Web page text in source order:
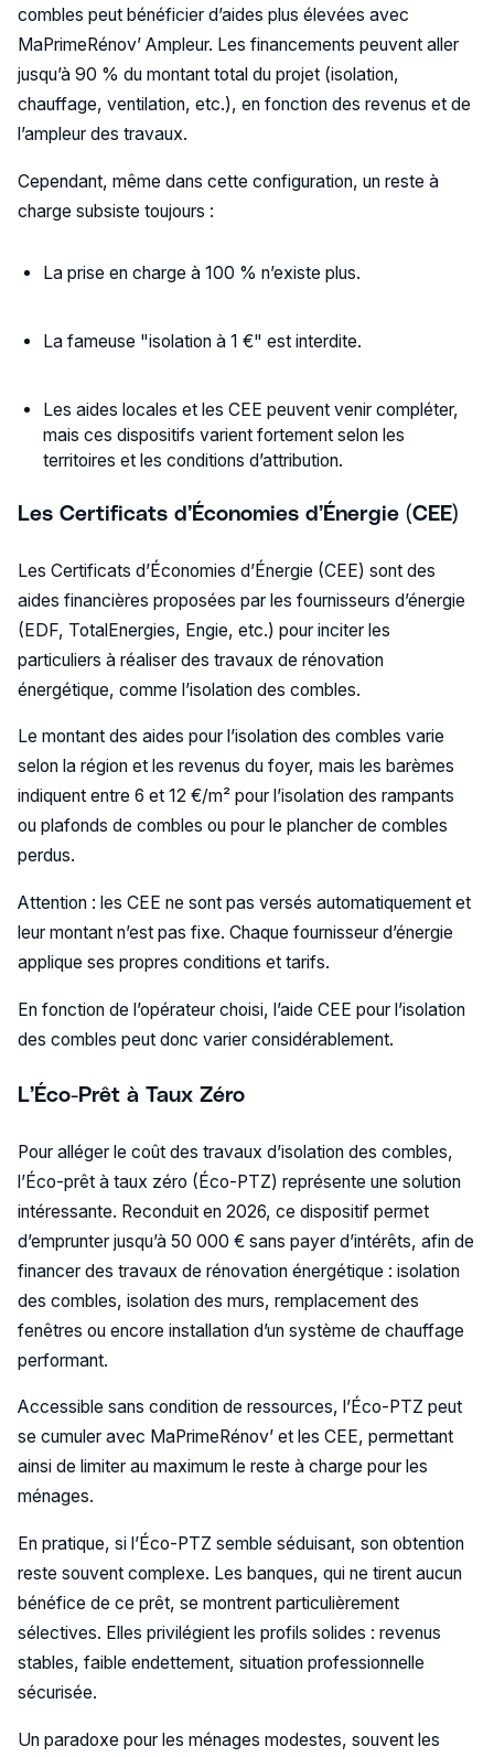
combles peut bénéficier d’aides plus élevées avec
MaPrimeRénov’ Ampleur. Les financements peuvent aller
jusqu’à 90 % du montant total du projet (isolation,
chauffage, ventilation, etc.), en fonction des revenus et de
l’ampleur des travaux.
Cependant, même dans cette configuration, un reste à
charge subsiste toujours :
La prise en charge à 100 % n’existe plus.
La fameuse "isolation à 1 €" est interdite.
Les aides locales et les CEE peuvent venir compléter,
mais ces dispositifs varient fortement selon les
territoires et les conditions d’attribution.
Les Certificats d’Économies d’Énergie (CEE)
Les Certificats d’Économies d’Énergie (CEE) sont des
aides financières proposées par les fournisseurs d’énergie
(EDF, TotalEnergies, Engie, etc.) pour inciter les
particuliers à réaliser des travaux de rénovation
énergétique, comme l’isolation des combles.
Le montant des aides pour l’isolation des combles varie
selon la région et les revenus du foyer, mais les barèmes
indiquent entre 6 et 12 €/m² pour l’isolation des rampants
ou plafonds de combles ou pour le plancher de combles
perdus.
Attention : les CEE ne sont pas versés automatiquement et
leur montant n’est pas fixe. Chaque fournisseur d’énergie
applique ses propres conditions et tarifs.
En fonction de l’opérateur choisi, l’aide CEE pour l’isolation
des combles peut donc varier considérablement.
L’Éco-Prêt à Taux Zéro
Pour alléger le coût des travaux d’isolation des combles,
l’Éco-prêt à taux zéro (Éco-PTZ) représente une solution
intéressante. Reconduit en 2026, ce dispositif permet
d’emprunter jusqu’à 50 000 € sans payer d’intérêts, afin de
financer des travaux de rénovation énergétique : isolation
des combles, isolation des murs, remplacement des
fenêtres ou encore installation d’un système de chauffage
performant.
Accessible sans condition de ressources, l’Éco-PTZ peut
se cumuler avec MaPrimeRénov’ et les CEE, permettant
ainsi de limiter au maximum le reste à charge pour les
ménages.
En pratique, si l’Éco-PTZ semble séduisant, son obtention
reste souvent complexe. Les banques, qui ne tirent aucun
bénéfice de ce prêt, se montrent particulièrement
sélectives. Elles privilégient les profils solides : revenus
stables, faible endettement, situation professionnelle
sécurisée.
Un paradoxe pour les ménages modestes, souvent les